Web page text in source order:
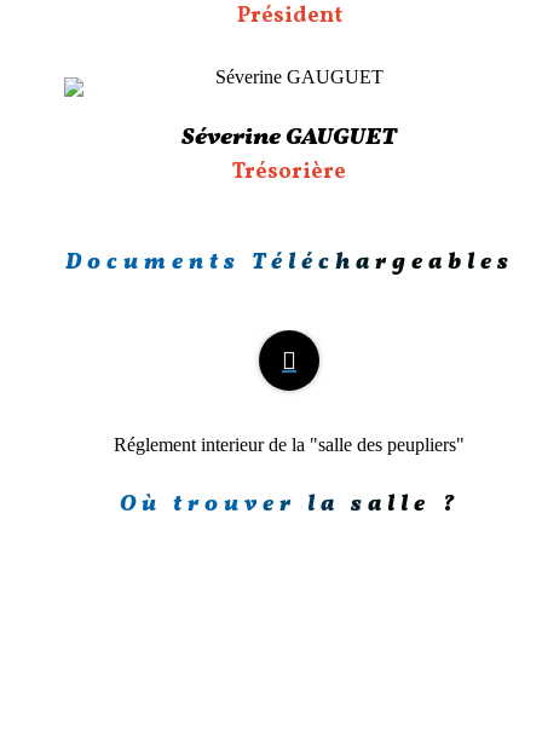
Président
Séverine GAUGUET
Trésorière
Documents Téléchargeables
Réglement interieur de la "salle des peupliers"
Où trouver la salle ?